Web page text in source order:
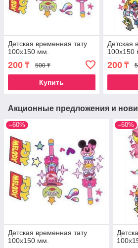
Детская временная тату
100х150 мм.
200 ₸ 500 ₸
Купить
Детская
100х150
200₸
Акционные предложения и
–60%
Детская временная тату
100х150 мм.
–60%